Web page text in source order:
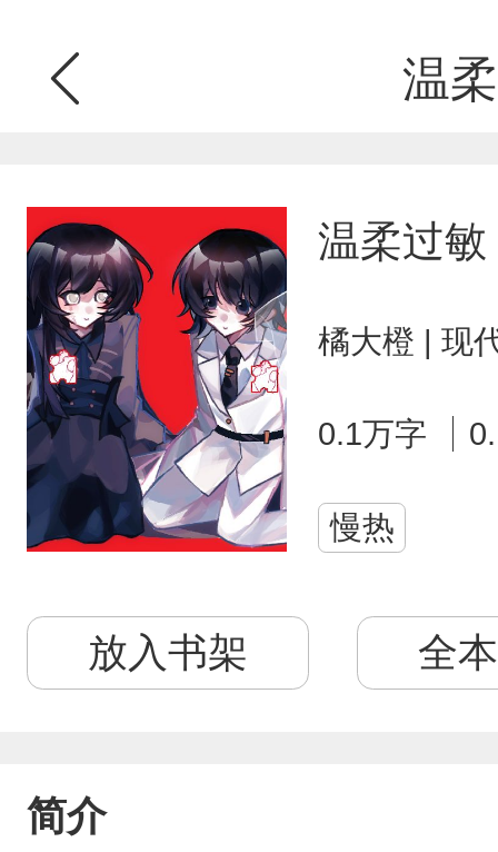
温
温柔过敏
橘大橙 | 现
0.1万字
慢热
放入书架 全
简介